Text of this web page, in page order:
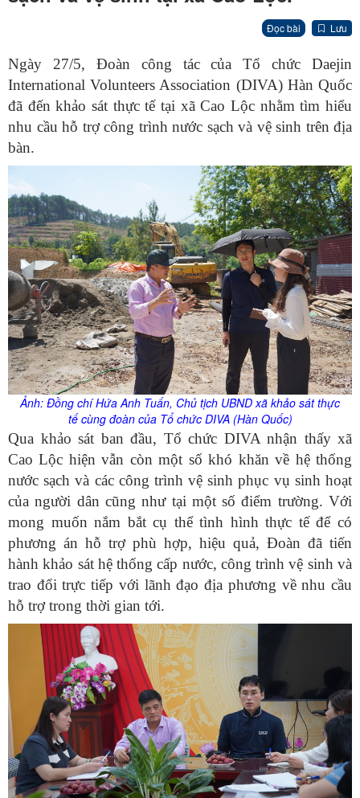
Đọc bài Lưu
Ngày 27/5, Đoàn công tác của Tổ chức Daejin
International Volunteers Association (DIVA) Hàn Quốc
đã đến khảo sát thực tế tại xã Cao Lộc nhằm tìm hiểu
nhu cầu hỗ trợ công trình nước sạch và vệ sinh trên địa
bàn.
Ảnh: Đồng chí Hứa Anh Tuấn, Chủ tịch UBND xã khảo sát thực
tế cùng đoàn của Tổ chức DIVA (Hàn Quốc)
Qua khảo sát ban đầu, Tổ chức DIVA nhận thấy xã
Cao Lộc hiện vẫn còn một số khó khăn về hệ thống
nước sạch và các công trình vệ sinh phục vụ sinh hoạt
của người dân cũng như tại một số điểm trường. Với
mong muốn nắm bắt cụ thể tình hình thực tế để có
phương án hỗ trợ phù hợp, hiệu quả, Đoàn đã tiến
hành khảo sát hệ thống cấp nước, công trình vệ sinh và
trao đổi trực tiếp với lãnh đạo địa phương về nhu cầu
hỗ trợ trong thời gian tới.